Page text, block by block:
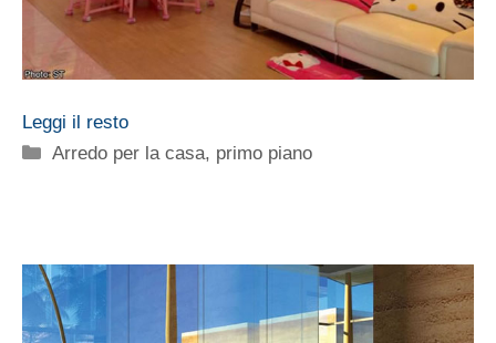
Leggi il resto
Categorie
Arredo per la casa, primo piano